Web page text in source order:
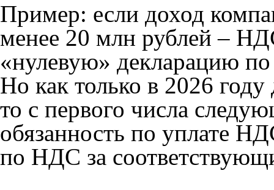
Пример: если доход
менее 20 млн рублей –
«нулевую» декларацию
Но как только в 2026
то с первого числа
обязанность по уплате
по НДС за